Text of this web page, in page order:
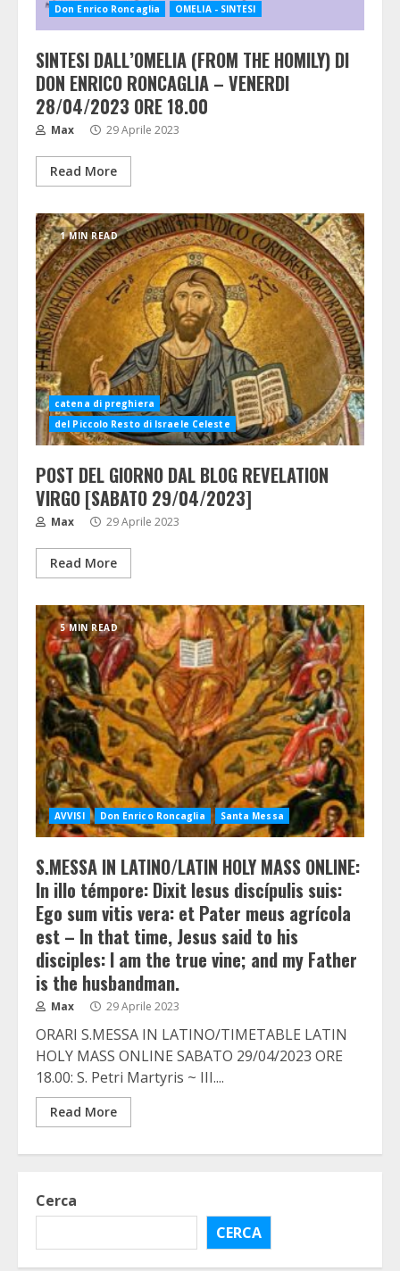
Don Enrico Roncaglia OMELIA - SINTESI
SINTESI DALL’OMELIA (FROM THE HOMILY) DI
DON ENRICO RONCAGLIA – VENERDI
28/04/2023 ORE 18.00
Max 29 Aprile 2023
Read More
1 MIN READ
catena di preghiera
del Piccolo Resto di Israele Celeste
POST DEL GIORNO DAL BLOG REVELATION
VIRGO [SABATO 29/04/2023]
Max 29 Aprile 2023
Read More
5 MIN READ
AVVISI Don Enrico Roncaglia Santa Messa
S.MESSA IN LATINO/LATIN HOLY MASS ONLINE:
In illo témpore: Dixit Iesus discípulis suis:
Ego sum vitis vera: et Pater meus agrícola
est – In that time, Jesus said to his
disciples: I am the true vine; and my Father
is the husbandman.
Max 29 Aprile 2023
ORARI S.MESSA IN LATINO/TIMETABLE LATIN
HOLY MASS ONLINE SABATO 29/04/2023 ORE
18.00: S. Petri Martyris ~ III....
Read More
Cerca
CERCA